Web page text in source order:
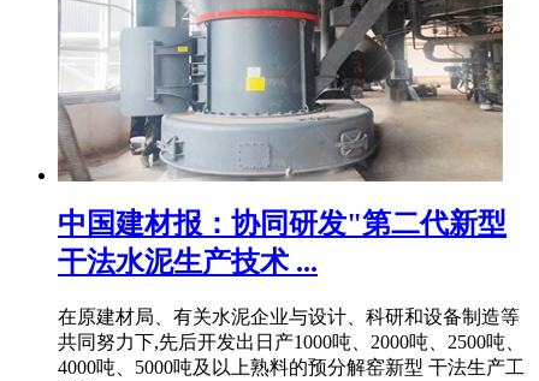
中国建材报：协同研发"第二代新型
干法水泥生产技术 ...
在原建材局、有关水泥企业与设计、科研和设备制造等
共同努力下,先后开发出日产1000吨、2000吨、2500吨、
4000吨、5000吨及以上熟料的预分解窑新型 干法生产工